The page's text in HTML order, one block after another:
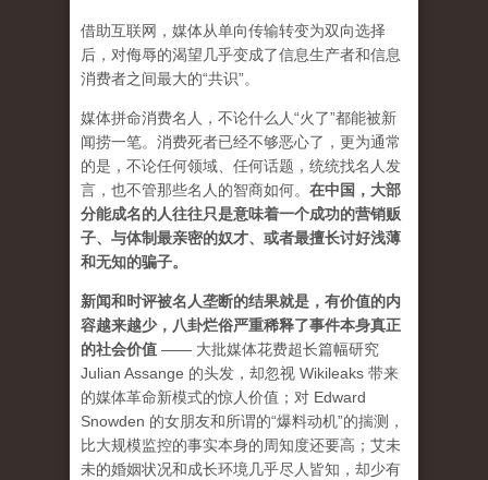
借助互联网，媒体从单向传输转变为双向选择
后，对侮辱的渴望几乎变成了信息生产者和信息
消费者之间最大的“共识”。
媒体拼命消费名人，不论什么人“火了”都能被新
闻捞一笔。消费死者已经不够恶心了，更为通常
的是，不论任何领域、任何话题，统统找名人发
言，也不管那些名人的智商如何。 在中国，大部
分能成名的人往往只是意味着一个成功的营销贩
子、与体制最亲密的奴才、或者最擅长讨好浅薄
和无知的骗子。
新闻和时评被名人垄断的结果就是，有价值的内
容越来越少，八卦烂俗严重稀释了事件本身真正
的社会价值 —— 大批媒体花费超长篇幅研究
Julian Assange 的头发，却忽视 Wikileaks 带来
的媒体革命新模式的惊人价值；对 Edward
Snowden 的女朋友和所谓的“爆料动机”的揣测，
比大规模监控的事实本身的周知度还要高；艾未
未的婚姻状况和成长环境几乎尽人皆知，却少有